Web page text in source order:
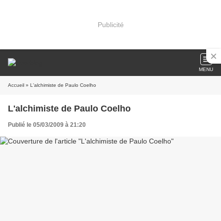
Publicité
MENU
Accueil » L'alchimiste de Paulo Coelho
L'alchimiste de Paulo Coelho
Publié le 05/03/2009 à 21:20